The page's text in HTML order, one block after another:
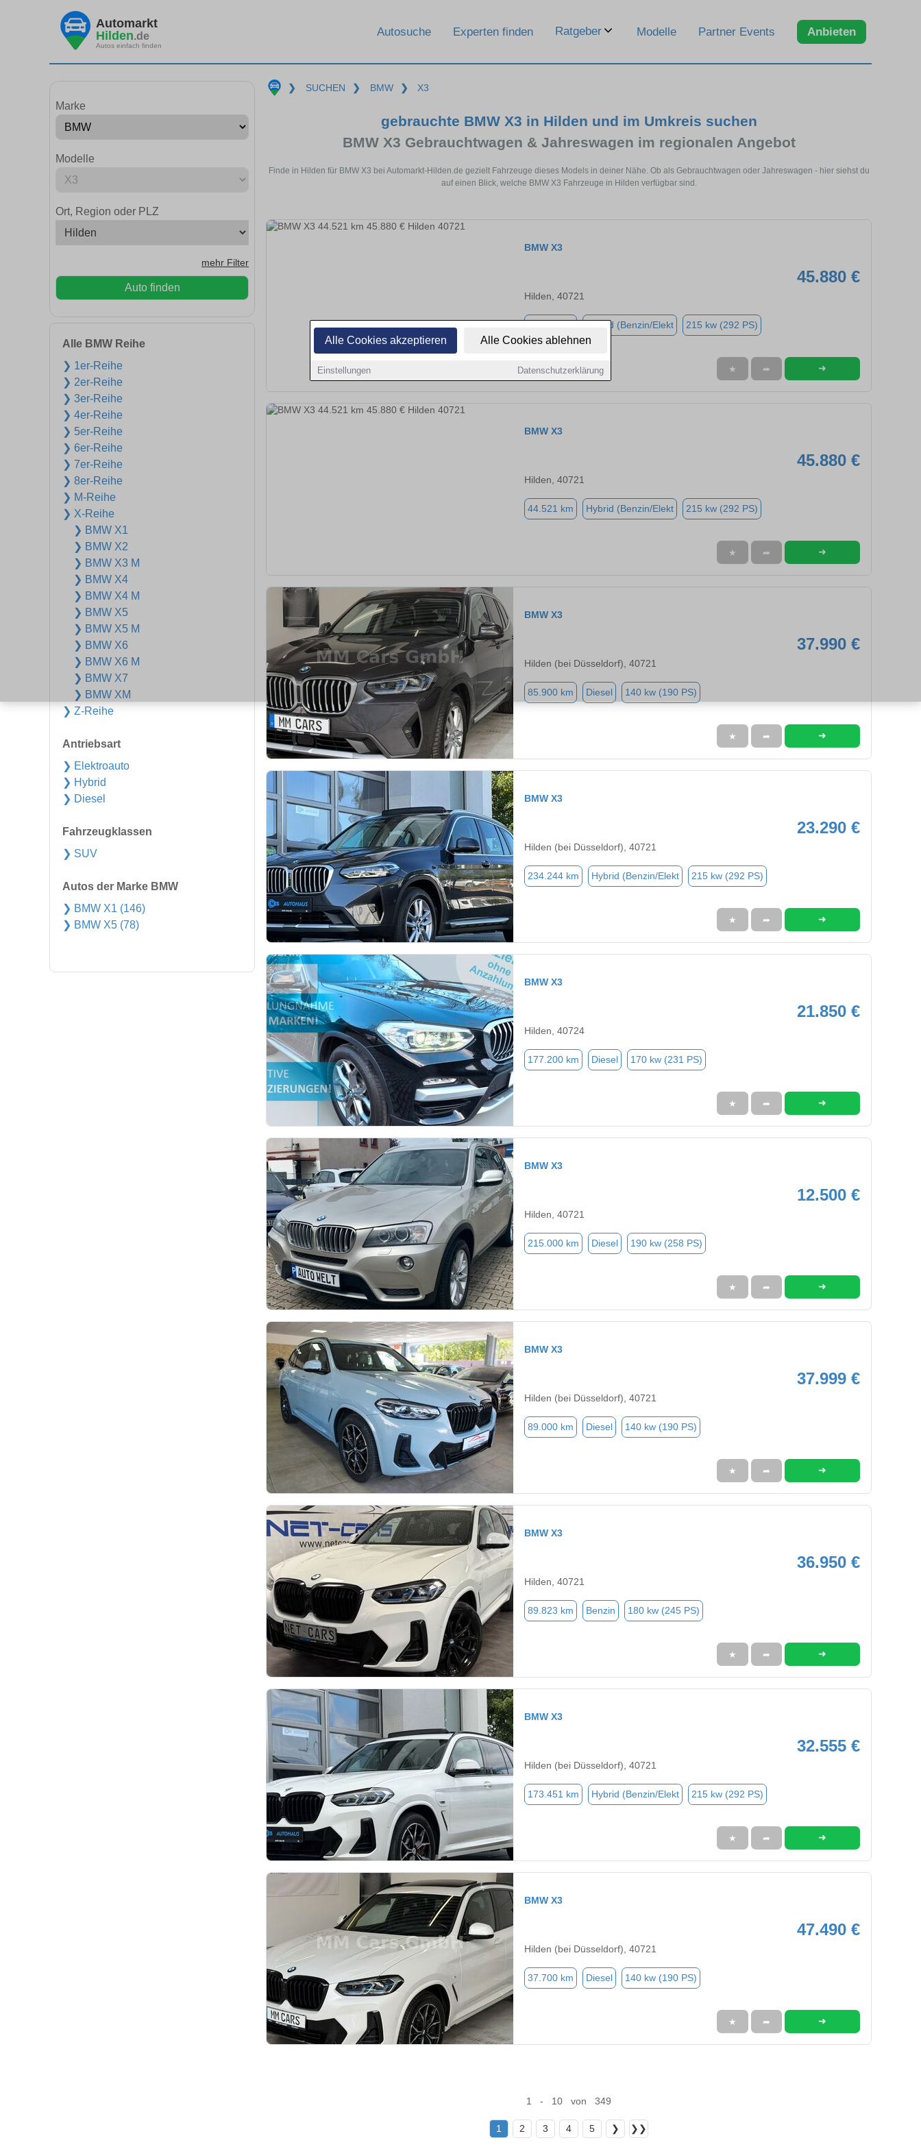
Alle Cookies akzeptieren Alle Cookies ablehnen
Einstellungen Datenschutzerklärung
Automarkt
Hilden.de
Autos einfach finden
Autosuche Experten finden Ratgeber Modelle Partner Events Anbieten
Marke
Modelle
Ort, Region oder PLZ
mehr Filter
Auto finden
Alle BMW Reihe
❯ 1er-Reihe
❯ 2er-Reihe
❯ 3er-Reihe
❯ 4er-Reihe
❯ 5er-Reihe
❯ 6er-Reihe
❯ 7er-Reihe
❯ 8er-Reihe
❯ M-Reihe
❯ X-Reihe
❯ BMW X1
❯ BMW X2
❯ BMW X3 M
❯ BMW X4
❯ BMW X4 M
❯ BMW X5
❯ BMW X5 M
❯ BMW X6
❯ BMW X6 M
❯ BMW X7
❯ BMW XM
❯ Z-Reihe
Antriebsart
❯ Elektroauto
❯ Hybrid
❯ Diesel
Fahrzeugklassen
❯ SUV
Autos der Marke BMW
❯ BMW X1 (146)
❯ BMW X5 (78)
❯ SUCHEN ❯ BMW ❯ X3
gebrauchte BMW X3 in Hilden und im Umkreis suchen
BMW X3 Gebrauchtwagen & Jahreswagen im regionalen Angebot
Finde in Hilden für BMW X3 bei Automarkt-Hilden.de gezielt Fahrzeuge dieses Models in deiner Nähe. Ob als Gebrauchtwagen oder Jahreswagen - hier siehst du
auf einen Blick, welche BMW X3 Fahrzeuge in Hilden verfügbar sind.
BMW X3
45.880 €
Hilden, 40721
Hybrid (Benzin/Elekt 215 kw (292 PS)
★ ➦ ➜
BMW X3
45.880 €
Hilden, 40721
44.521 km Hybrid (Benzin/Elekt 215 kw (292 PS)
★ ➦ ➜
BMW X3
37.990 €
Hilden (bei Düsseldorf), 40721
85.900 km Diesel 140 kw (190 PS)
★ ➦ ➜
BMW X3
23.290 €
Hilden (bei Düsseldorf), 40721
234.244 km Hybrid (Benzin/Elekt 215 kw (292 PS)
★ ➦ ➜
BMW X3
21.850 €
Hilden, 40724
177.200 km Diesel 170 kw (231 PS)
★ ➦ ➜
BMW X3
12.500 €
Hilden, 40721
215.000 km Diesel 190 kw (258 PS)
★ ➦ ➜
BMW X3
37.999 €
Hilden (bei Düsseldorf), 40721
89.000 km Diesel 140 kw (190 PS)
★ ➦ ➜
BMW X3
36.950 €
Hilden, 40721
89.823 km Benzin 180 kw (245 PS)
★ ➦ ➜
BMW X3
32.555 €
Hilden (bei Düsseldorf), 40721
173.451 km Hybrid (Benzin/Elekt 215 kw (292 PS)
★ ➦ ➜
BMW X3
47.490 €
Hilden (bei Düsseldorf), 40721
37.700 km Diesel 140 kw (190 PS)
★ ➦ ➜
1 - 10 von 349
1 2 3 4 5 ❯ ❯❯